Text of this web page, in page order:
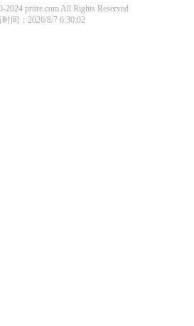
2024 pritre.com All Rights Reserved
间：2026/8/7 6:30:02